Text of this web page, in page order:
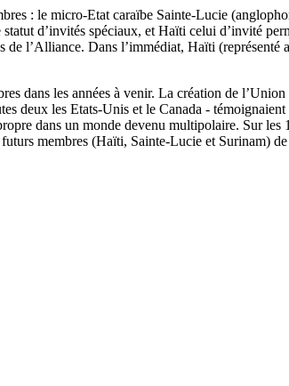
: le micro-Etat caraïbe Sainte-Lucie
d’invités spéciaux, et Haïti celui d’invité
l’Alliance. Dans l’immédiat, Haïti (représenté
dans les années à venir. La création de l’Union
deux les Etats-Unis et le Canada - témoignaient
dans un monde devenu multipolaire. Sur
membres (Haïti, Sainte-Lucie et Surinam)